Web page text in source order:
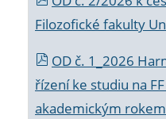
Filozofické fakulty
OD č. 1_2026
řízení ke studiu na
akademickým